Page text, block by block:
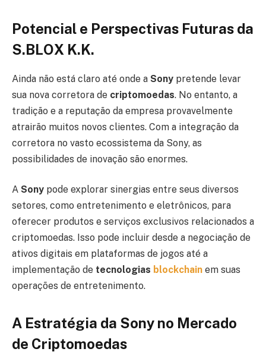
Potencial e Perspectivas Futuras da
S.BLOX K.K.
Ainda não está claro até onde a Sony pretende levar
sua nova corretora de criptomoedas. No entanto, a
tradição e a reputação da empresa provavelmente
atrairão muitos novos clientes. Com a integração da
corretora no vasto ecossistema da Sony, as
possibilidades de inovação são enormes.
A Sony pode explorar sinergias entre seus diversos
setores, como entretenimento e eletrônicos, para
oferecer produtos e serviços exclusivos relacionados a
criptomoedas. Isso pode incluir desde a negociação de
ativos digitais em plataformas de jogos até a
implementação de tecnologias blockchain em suas
operações de entretenimento.
A Estratégia da Sony no Mercado
de Criptomoedas